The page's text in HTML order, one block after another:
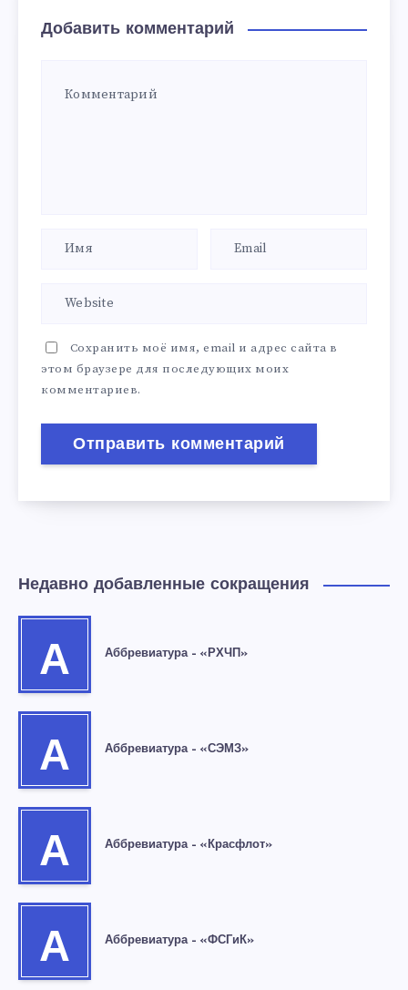
Добавить комментарий
Сохранить моё имя, email и адрес сайта в
этом браузере для последующих моих
комментариев.
Недавно добавленные сокращения
А Аббревиатура – «РХЧП»
А Аббревиатура – «СЭМЗ»
А Аббревиатура – «Красфлот»
А Аббревиатура – «ФСГиК»